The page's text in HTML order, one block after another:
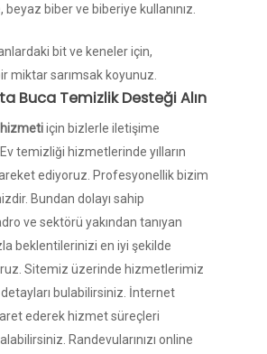
beyaz biber ve biberiye kullanınız.
bit ve keneler için,
miktar sarımsak koyunuz.
Buca Temizlik Desteği Alın
için bizlerle iletişime
temizliği hizmetlerinde yılların
ediyoruz. Profesyonellik bizim
Bundan dolayı sahip
ve sektörü yakından tanıyan
beklentilerinizi en iyi şekilde
Sitemiz üzerinde hizmetlerimiz
bulabilirsiniz. İnternet
ederek hizmet süreçleri
Randevularınızı online